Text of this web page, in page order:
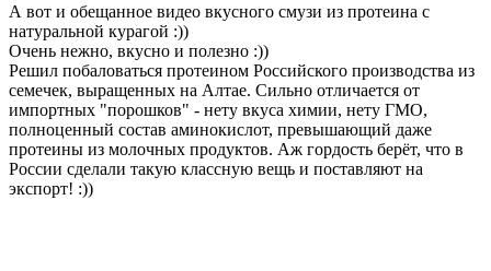
А вот и обещанное видео вкусного смузи из протеина с
натуральной курагой :))
Очень нежно, вкусно и полезно :))
Решил побаловаться протеином Российского производства из
семечек, выращенных на Алтае. Сильно отличается от
импортных "порошков" - нету вкуса химии, нету ГМО,
полноценный состав аминокислот, превышающий даже
протеины из молочных продуктов. Аж гордость берёт, что в
России сделали такую классную вещь и поставляют на
экспорт! :))